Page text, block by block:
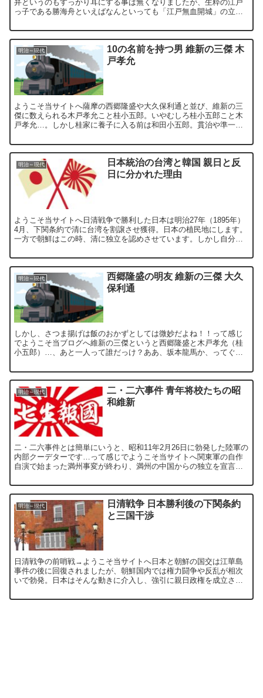
弁というのもすっかり耳にする事は無くなりましたが、生粋の江戸
っ子である勝海舟といえばなんといっても「江戸無血開城」の立役
と...
明治～現代
10の名前を持つ男 維新の三傑 木
戸孝允
ようこそ当サイトへ薩摩の西郷隆盛や大久保利通と並び、維新の三
傑に数えられる木戸孝允こと桂小五郎。いやむしろ桂小五郎こと木
戸孝允…。しかし桂家に養子に入る前は和田小五郎。貫治や準一朗
え、...
明治～現代
日本統治の台湾と韓国 親日と反
日に分かれた理由
ようこそ当サイトへ日清戦争で勝利した日本は明治27年（1895年）
4月、下関条約で清に台湾を割譲させ獲得。日本の植民地にします。
一方で朝鮮はこの時、清に独立を認めさせています。しかし自分た
明治～現代
西郷隆盛の明友 維新の三傑 大久
保利通
しかし、さつま揚げは飯のおかずとしては微妙だよね！！って感じ
でようこそ当ブログへ維新の三傑というと西郷隆盛と木戸孝允（桂
小五郎）…、あと一人って誰だっけ？ああ、坂本龍馬か、ってぐら
誇...
明治～現代
二・二六事件 青年将校たちの昭
和維新
二・二六事件とは簡単にいうと、昭和11年2月26日に勃発した陸軍の
内部クーデターです…って感じでようこそ当サイトへ関東軍の自作
自演で始まった満州事変が終わり、満州の中国からの独立を宣言。
明治～現代
日清戦争 日本勝利後の下関条約
と三国干渉
日清戦争の前哨戦→ようこそ当サイトへ日本と朝鮮の国交は江華島
事件の後に回復されましたが、朝鮮国内では権力闘争や反乱が相次
いで勃発。日本はそんな動きに介入し、強引に親日政権を成立させ